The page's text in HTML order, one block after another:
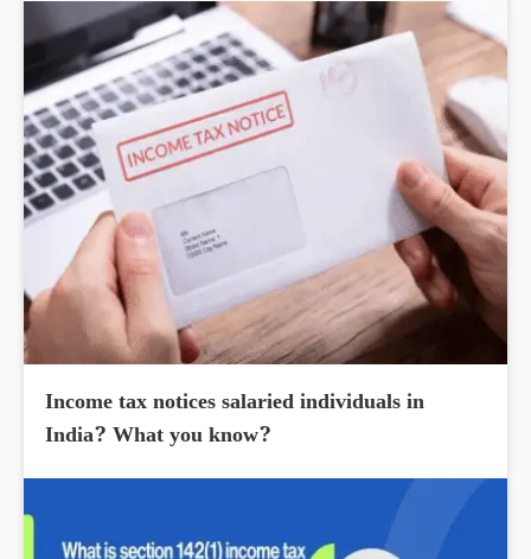
Income tax notices salaried individuals in
India? What you know?